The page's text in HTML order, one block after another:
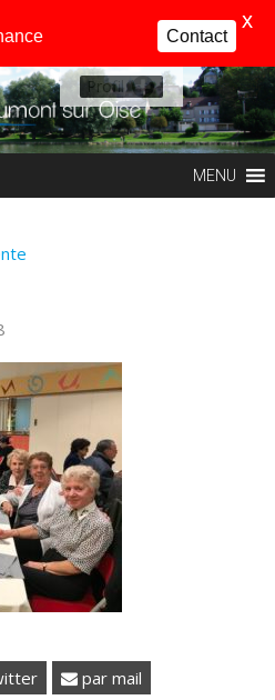
Profil
MENU
par mail
Contact
X